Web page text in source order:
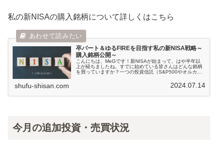
私の新NISAの購入銘柄について詳しくはこちら
卒パート＆ゆるFIREを目指す私の新NISA戦略～
購入銘柄公開～
こんにちは、MeGです！新NISAが始まって、はや半年以
上が経ちましたね。すでに始めている皆さんはどんな銘柄
を買っていますか？一つの投資信託（S&P500やオルカ
shufu-shisan.com 2024.07.14
今月の追加投資・売買状況